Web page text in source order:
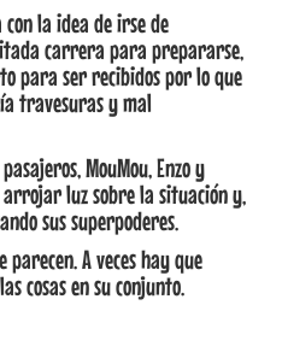
la idea de irse de
carrera para prepararse,
para ser recibidos por lo que
travesuras y mal
MouMou, Enzo y
luz sobre la situación y,
sus superpoderes.
parecen. A veces hay que
cosas en su conjunto.